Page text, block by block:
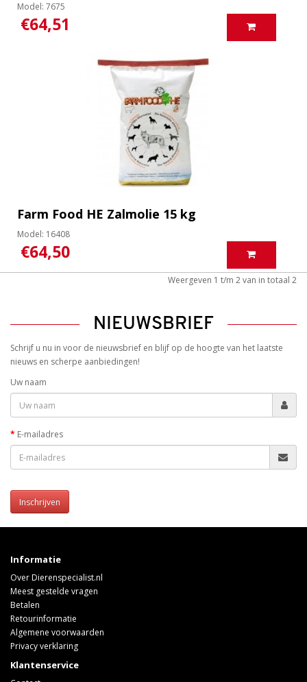
Model: 7675
€64,51
Farm Food HE Zalmolie 15 kg
Model: 16408
€64,50
Weergeven 1 t/m 2 van in totaal 2
NIEUWSBRIEF
Schrijf u nu in voor de nieuwsbrief en blijf op de hoogte van het laatste
nieuws en scherpe aanbiedingen!
Uw naam
E-mailadres
Inschrijven
Informatie
Over Dierenspecialist.nl
Meest gestelde vragen
Betalen
Retourinformatie
Algemene voorwaarden
Privacy verklaring
Klantenservice